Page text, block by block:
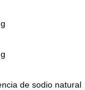
de sodio natural